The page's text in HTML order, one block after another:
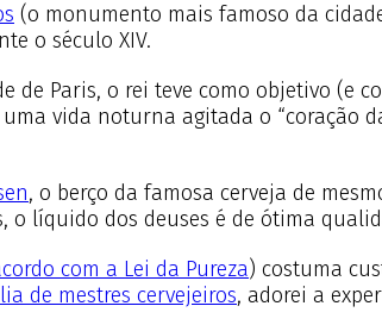
(o monumento mais famoso da
o século XIV.
de Paris, o rei teve como objetivo (e
vida noturna agitada o “coração
, o berço da famosa cerveja de
o líquido dos deuses é de ótima
com a Lei da Pureza) costuma
de mestres cervejeiros, adorei a